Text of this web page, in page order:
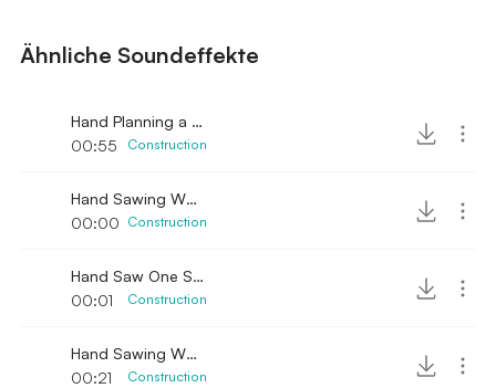
Ähnliche Soundeffekte
Hand Planning a Wood
00:55
Construction
Hand Sawing Wood Single Stroke
00:00 Construction
Hand Saw One Stroke
00:01
Construction
Hand Sawing Wood 2
00:21
Construction